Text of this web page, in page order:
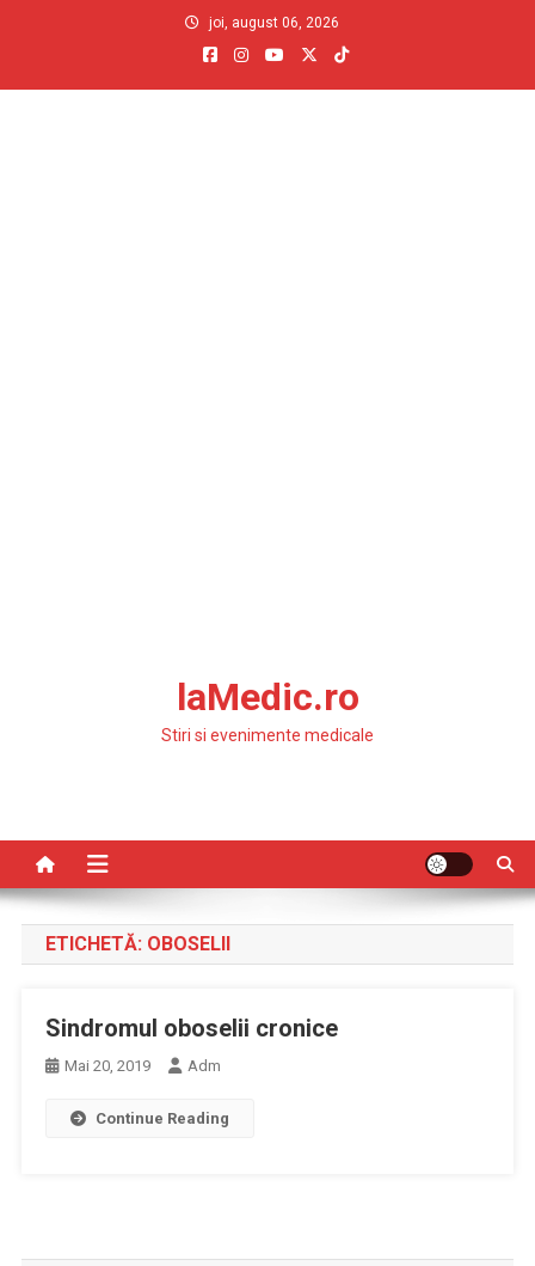
joi, august 06, 2026
laMedic.ro
Stiri si evenimente medicale
ETICHETĂ: OBOSELII
Sindromul oboselii cronice
Mai 20, 2019 Adm
Continue Reading